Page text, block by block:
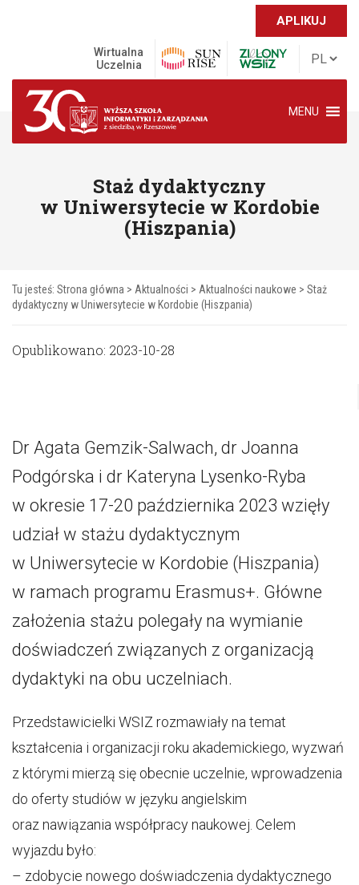
APLIKUJ
Wirtualna
Uczelnia
MENU
Staż dydaktyczny
w Uniwersytecie w Kordobie
(Hiszpania)
Tu jesteś: Strona główna > Aktualności > Aktualności naukowe > Staż
dydaktyczny w Uniwersytecie w Kordobie (Hiszpania)
Opublikowano: 2023-10-28
Dr Agata Gemzik-Salwach, dr Joanna
Podgórska i dr Kateryna Lysenko-Ryba
w okresie 17-20 października 2023 wzięły
udział w stażu dydaktycznym
w Uniwersytecie w Kordobie (Hiszpania)
w ramach programu Erasmus+. Główne
założenia stażu polegały na wymianie
doświadczeń związanych z organizacją
dydaktyki na obu uczelniach.
Przedstawicielki WSIZ rozmawiały na temat
kształcenia i organizacji roku akademickiego, wyzwań
z którymi mierzą się obecnie uczelnie, wprowadzenia
do oferty studiów w języku angielskim
oraz nawiązania współpracy naukowej. Celem
wyjazdu było:
– zdobycie nowego doświadczenia dydaktycznego